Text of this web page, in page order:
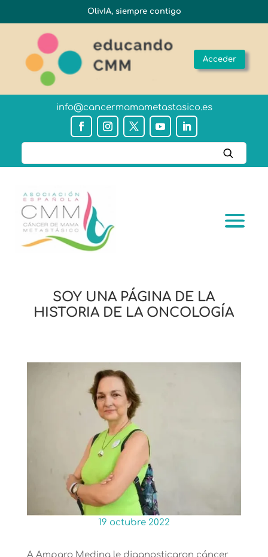
OlivIA, siempre contigo
Acceder
info@cancermamametastasico.es
SOY UNA PÁGINA DE LA
HISTORIA DE LA ONCOLOGÍA
19 octubre 2022
A Amparo Medina le diagnosticaron cáncer